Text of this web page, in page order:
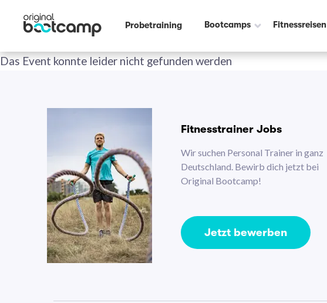
Probetraining Bootcamps Fitnessreisen
Das Event konnte leider nicht gefunden werden
Fitnesstrainer Jobs
Wir suchen Personal Trainer in ganz
Deutschland. Bewirb dich jetzt bei
Original Bootcamp!
Jetzt bewerben